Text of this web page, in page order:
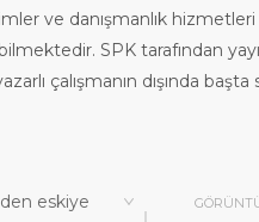
ve danışmanlık hizmetleri
SPK tarafından
çalışmanın dışında